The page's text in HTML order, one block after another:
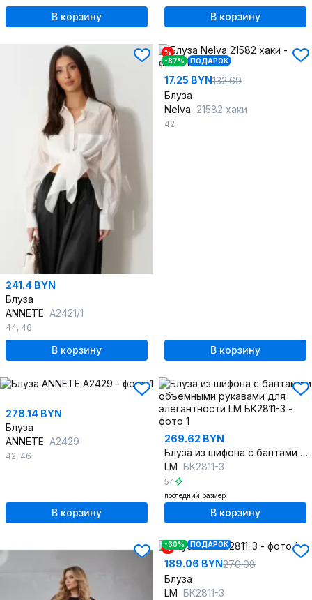
В корзину В корзину
241.4 BYN
Блуза
ANNETE A2421/1
44, 46
В корзину
%
-87%
ПОДАРОК
17.25 BYN132.69
Блуза
Nelva 21582 хаки
42
В корзину
278.14 BYN
Блуза
ANNETE A2429
42, 46
В корзину
269.62 BYN
Блуза из шифона с бантами и объемными рукавами для элегантности
LM БК2811-3
54
последний размер
В корзину
%
-30% ПОДАРОК
189.06 BYN270.08
Блуза
LM БК2811-3